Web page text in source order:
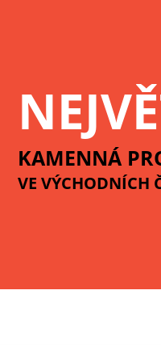
KAMENNÁ
VE VÝCHODNÍCH